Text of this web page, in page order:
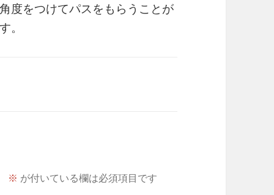
度をつけてパスをもらうことが
。
※ が付いている欄は必須項目です